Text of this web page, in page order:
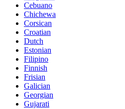
Cebuano
Chichewa
Corsican
Croatian
Dutch
Estonian
Filipino
Finnish
Frisian
Galician
Georgian
Gujarati